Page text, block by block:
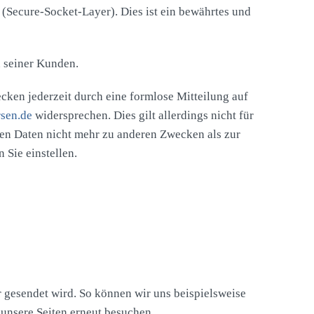
Socket-Layer). Dies ist ein bewährtes und
Kunden.
jederzeit durch eine formlose Mitteilung auf
widersprechen. Dies gilt allerdings nicht für
Daten nicht mehr zu anderen Zwecken als zur
Sie einstellen.
wird. So können wir uns beispielsweise